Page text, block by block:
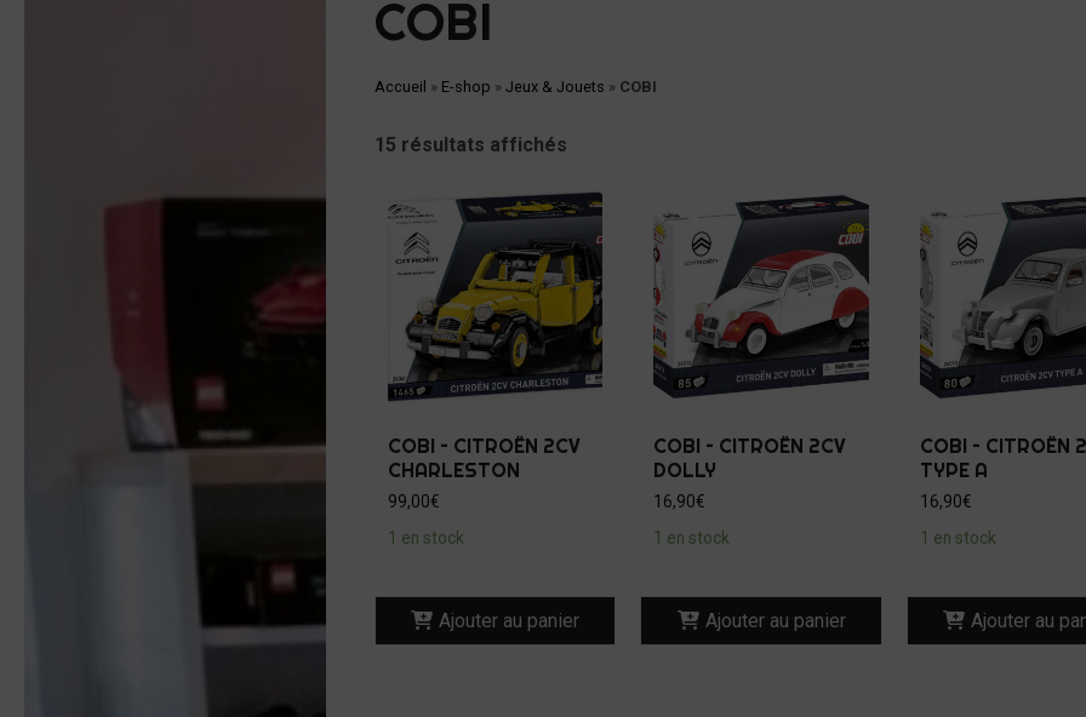
COBI
Accueil » E-shop » Jeux & Jouets » COBI
15 résultats affichés
COBI – CITROËN 2CV
CHARLESTON
99,00€
1 en stock
Ajouter au panier
COBI – CITROËN 2CV
DOLLY
16,90€
1 en stock
Ajouter au panier
COBI – CITROËN
TYPE A
16,90€
1 en stock
Ajouter au